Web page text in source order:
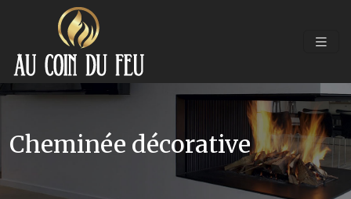
Cheminée décorative